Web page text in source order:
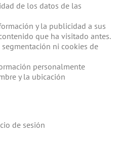
de los datos de las
y la publicidad a sus
que ha visitado antes.
ni cookies de
personalmente
y la ubicación
de sesión